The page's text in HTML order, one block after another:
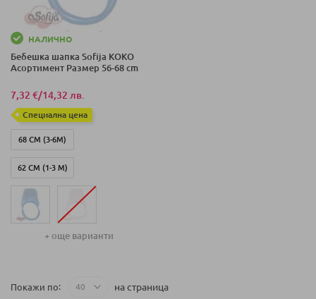
НАЛИЧНО
Бебешка шапка Sofija KOKO
Асортимент Размер 56-68 cm
7,32 €/14,32 лв.
Специална цена
68 СМ (3-6М)
62 СМ (1-3 М)
62 СМ (0-3 М)
+ още варианти
Покажи по на страница